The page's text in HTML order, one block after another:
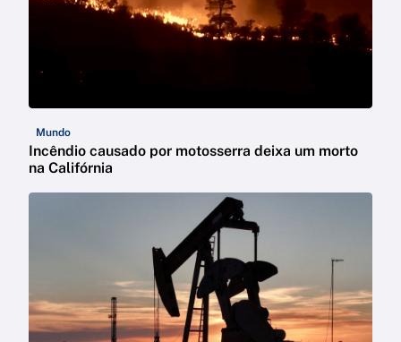
Mundo
Incêndio causado por motosserra deixa um morto
na Califórnia